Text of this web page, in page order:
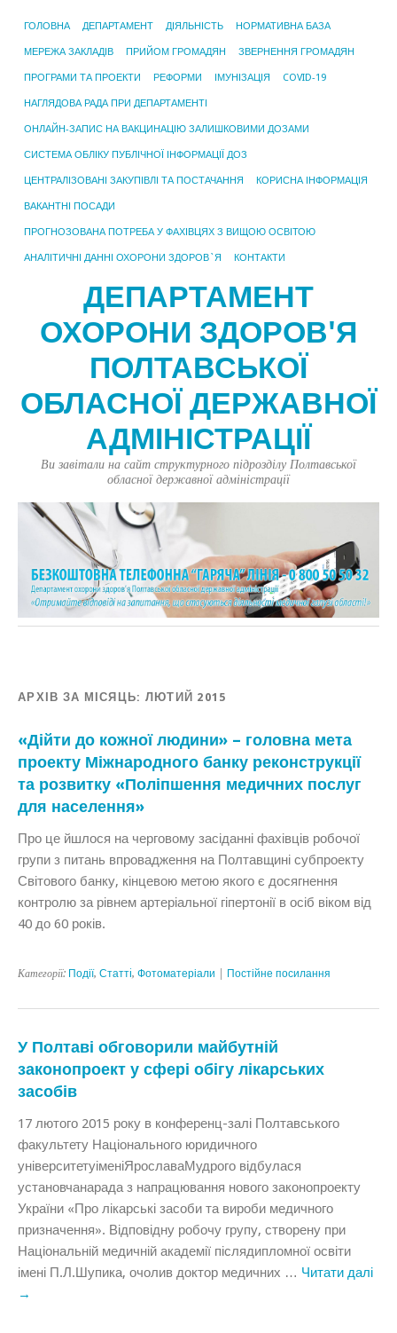
ГОЛОВНА ДЕПАРТАМЕНТ ДІЯЛЬНІСТЬ НОРМАТИВНА БАЗА
МЕРЕЖА ЗАКЛАДІВ ПРИЙОМ ГРОМАДЯН ЗВЕРНЕННЯ ГРОМАДЯН
ПРОГРАМИ ТА ПРОЕКТИ РЕФОРМИ ІМУНІЗАЦІЯ COVID-19
НАГЛЯДОВА РАДА ПРИ ДЕПАРТАМЕНТІ
ОНЛАЙН-ЗАПИС НА ВАКЦИНАЦІЮ ЗАЛИШКОВИМИ ДОЗАМИ
СИСТЕМА ОБЛІКУ ПУБЛІЧНОЇ ІНФОРМАЦІЇ ДОЗ
ЦЕНТРАЛІЗОВАНІ ЗАКУПІВЛІ ТА ПОСТАЧАННЯ КОРИСНА ІНФОРМАЦІЯ
ВАКАНТНІ ПОСАДИ
ПРОГНОЗОВАНА ПОТРЕБА У ФАХІВЦЯХ З ВИЩОЮ ОСВІТОЮ
АНАЛІТИЧНІ ДАННІ ОХОРОНИ ЗДОРОВ`Я КОНТАКТИ
ДЕПАРТАМЕНТ
ОХОРОНИ ЗДОРОВ'Я
ПОЛТАВСЬКОЇ
ОБЛАСНОЇ ДЕРЖАВНОЇ
АДМІНІСТРАЦІЇ
Ви завітали на сайт структурного підрозділу Полтавської
обласної державної адміністрації
АРХІВ ЗА МІСЯЦЬ: ЛЮТИЙ 2015
«Дійти до кожної людини» – головна мета
проекту Міжнародного банку реконструкції
та розвитку «Поліпшення медичних послуг
для населення»
Про це йшлося на черговому засіданні фахівців робочої
групи з питань впровадження на Полтавщині субпроекту
Світового банку, кінцевою метою якого є досягнення
контролю за рівнем артеріальної гіпертонії в осіб віком від
40 до 60 років.
Категорії: Події, Статтi, Фотоматеріали Постійне посилання
У Полтаві обговорили майбутній
законопроект у сфері обігу лікарських
засобів
17 лютого 2015 року в конференц-залі Полтавського
факультету Національного юридичного
університетуіменіЯрославаМудрого відбулася
установчанарада з напрацювання нового законопроекту
України «Про лікарські засоби та вироби медичного
призначення». Відповідну робочу групу, створену при
Національній медичній академії післядипломної освіти
імені П.Л.Шупика, очолив доктор медичних … Читати далі
→